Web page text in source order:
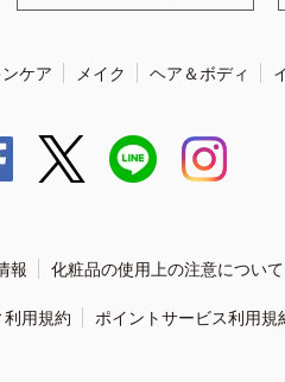
ケア メイク ヘア＆ボディ
報 化粧品の使用上の注意について
用規約 ポイントサービス利用規